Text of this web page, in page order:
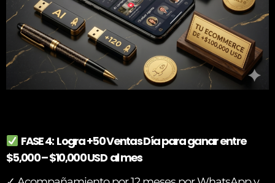
FASE 4: Logra +50 Ventas Día para ganar entre
$5,000 – $10,000 USD al mes